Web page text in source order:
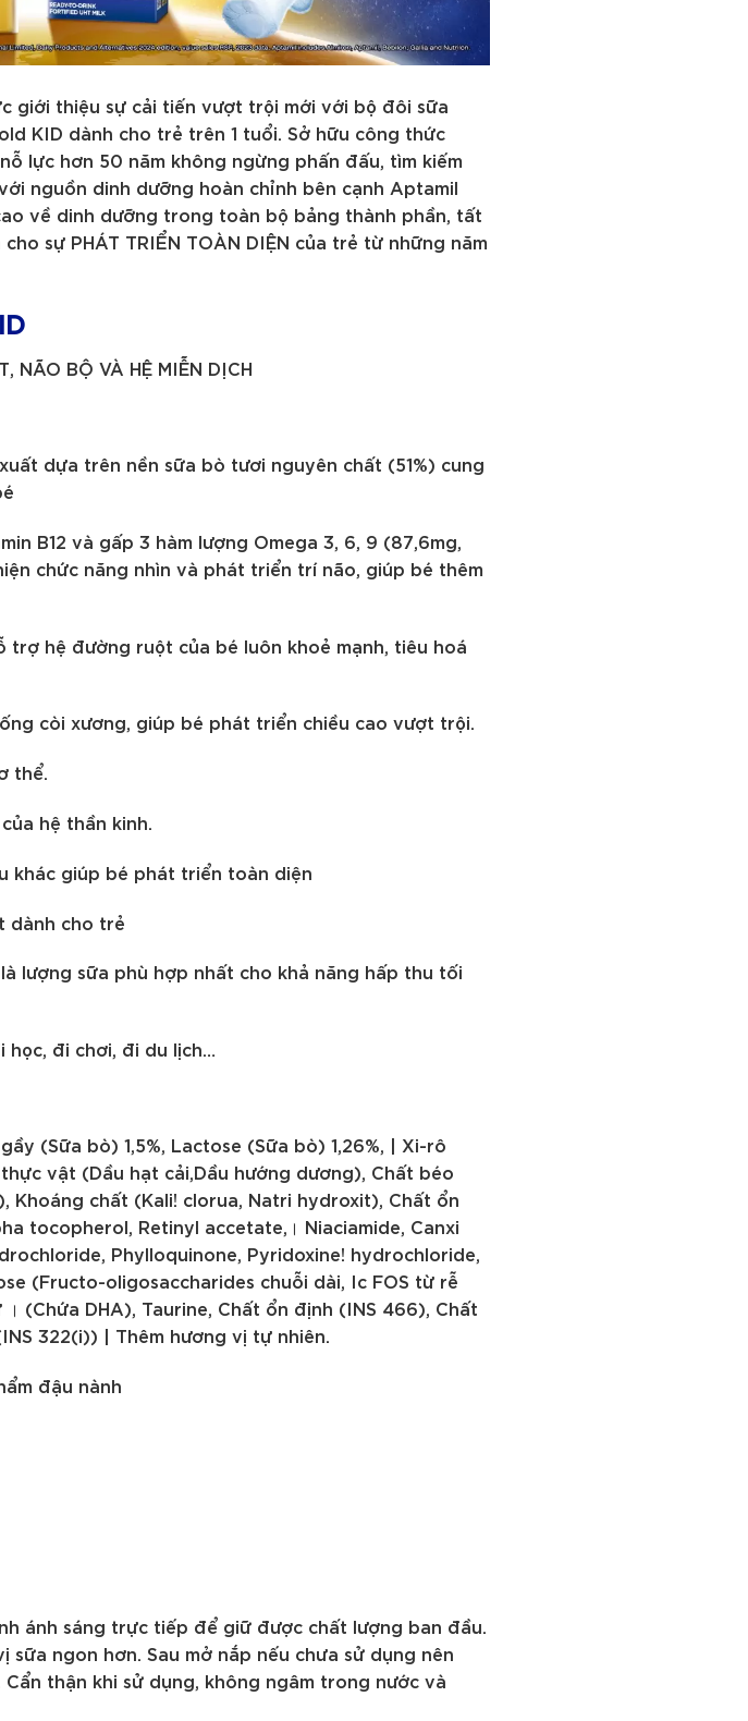
giới thiệu sự cải tiến vượt trội mới với bộ đôi sữa
KID dành cho trẻ trên 1 tuổi. Sở hữu công thức
lực hơn 50 năm không ngừng phấn đấu, tìm kiếm
nguồn dinh dưỡng hoàn chỉnh bên cạnh Aptamil
về dinh dưỡng trong toàn bộ bảng thành phần, tất
sự PHÁT TRIỂN TOÀN DIỆN của trẻ từ những năm
NÃO BỘ VÀ HỆ MIỄN DỊCH
dựa trên nền sữa bò tươi nguyên chất (51%) cung
B12 và gấp 3 hàm lượng Omega 3, 6, 9 (87,6mg,
chức năng nhìn và phát triển trí não, giúp bé thêm
trợ hệ đường ruột của bé luôn khoẻ mạnh, tiêu hoá
còi xương, giúp bé phát triển chiều cao vượt trội.
thể.
hệ thần kinh.
khác giúp bé phát triển toàn diện
dành cho trẻ
lượng sữa phù hợp nhất cho khả năng hấp thu tối
đi chơi, đi du lịch…
(Sữa bò) 1,5%, Lactose (Sữa bò) 1,26%, | Xi-rô
vật (Dầu hạt cải,Dầu hướng dương), Chất béo
Khoáng chất (Kali! clorua, Natri hydroxit), Chất ổn
tocopherol, Retinyl accetate,। Niaciamide, Canxi
Phylloquinone, Pyridoxine! hydrochloride,
(Fructo-oligosaccharides chuỗi dài, Ic FOS từ rễ
(Chứa DHA), Taurine, Chất ổn định (INS 466), Chất
322(i)) | Thêm hương vị tự nhiên.
đậu nành
ánh sáng trực tiếp để giữ được chất lượng ban đầu.
ngon hơn. Sau mở nắp nếu chưa sử dụng nên
thận khi sử dụng, không ngâm trong nước và